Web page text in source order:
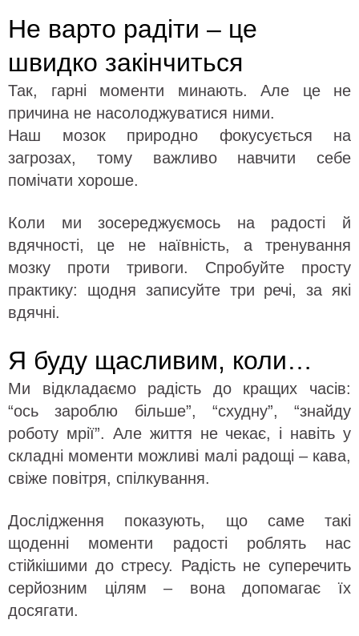
Не варто радіти – це
швидко закінчиться
Так, гарні моменти минають. Але це не
причина не насолоджуватися ними.
Наш мозок природно фокусується на
загрозах, тому важливо навчити себе
помічати хороше.
Коли ми зосереджуємось на радості й
вдячності, це не наївність, а тренування
мозку проти тривоги. Спробуйте просту
практику: щодня записуйте три речі, за які
вдячні.
Я буду щасливим, коли…
Ми відкладаємо радість до кращих часів:
“ось зароблю більше”, “схудну”, “знайду
роботу мрії”. Але життя не чекає, і навіть у
складні моменти можливі малі радощі – кава,
свіже повітря, спілкування.
Дослідження показують, що саме такі
щоденні моменти радості роблять нас
стійкішими до стресу. Радість не суперечить
серйозним цілям – вона допомагає їх
досягати.